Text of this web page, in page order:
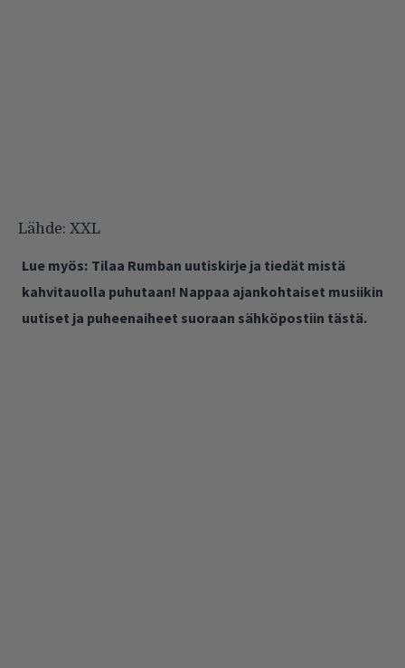
Lähde: XXL
Lue myös: Tilaa Rumban uutiskirje ja tiedät mistä
kahvitauolla puhutaan! Nappaa ajankohtaiset musiikin
uutiset ja puheenaiheet suoraan sähköpostiin tästä.